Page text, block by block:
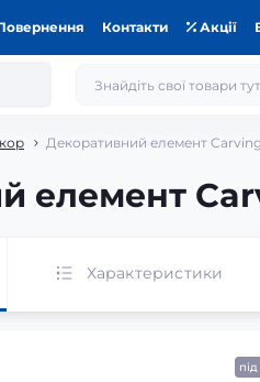
Контакти Акції
Декоративний елемент
елемент
Характеристики